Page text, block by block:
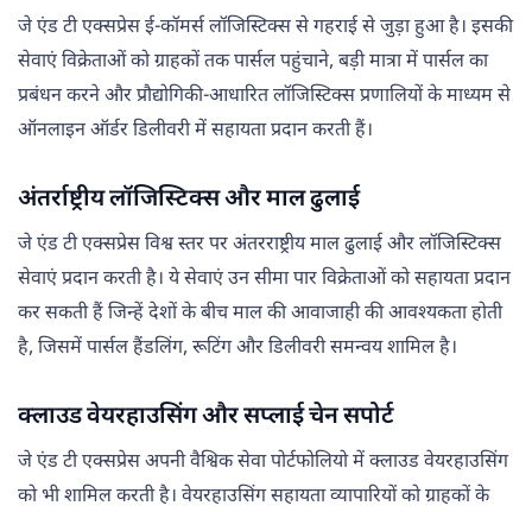
जे एंड टी एक्सप्रेस ई-कॉमर्स लॉजिस्टिक्स से गहराई से जुड़ा हुआ है। इसकी
सेवाएं विक्रेताओं को ग्राहकों तक पार्सल पहुंचाने, बड़ी मात्रा में पार्सल का
प्रबंधन करने और प्रौद्योगिकी-आधारित लॉजिस्टिक्स प्रणालियों के माध्यम से
ऑनलाइन ऑर्डर डिलीवरी में सहायता प्रदान करती हैं।
अंतर्राष्ट्रीय लॉजिस्टिक्स और माल ढुलाई
जे एंड टी एक्सप्रेस विश्व स्तर पर अंतरराष्ट्रीय माल ढुलाई और लॉजिस्टिक्स
सेवाएं प्रदान करती है। ये सेवाएं उन सीमा पार विक्रेताओं को सहायता प्रदान
कर सकती हैं जिन्हें देशों के बीच माल की आवाजाही की आवश्यकता होती
है, जिसमें पार्सल हैंडलिंग, रूटिंग और डिलीवरी समन्वय शामिल है।
क्लाउड वेयरहाउसिंग और सप्लाई चेन सपोर्ट
जे एंड टी एक्सप्रेस अपनी वैश्विक सेवा पोर्टफोलियो में क्लाउड वेयरहाउसिंग
को भी शामिल करती है। वेयरहाउसिंग सहायता व्यापारियों को ग्राहकों के